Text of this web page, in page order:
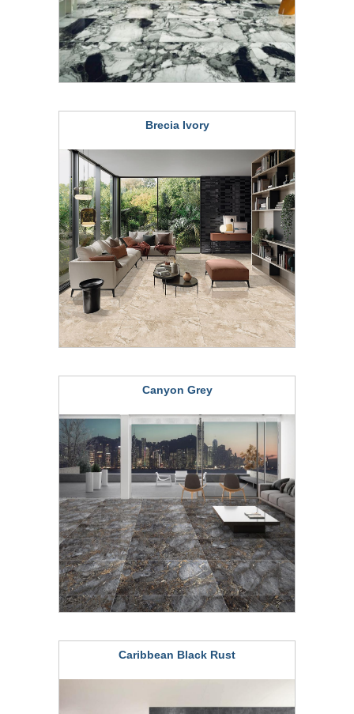
Brecia Ivory
Canyon Grey
Caribbean Black Rust